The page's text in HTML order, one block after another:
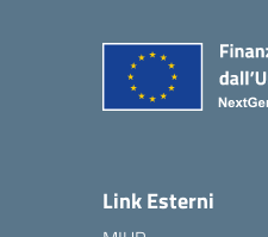
Link Esterni